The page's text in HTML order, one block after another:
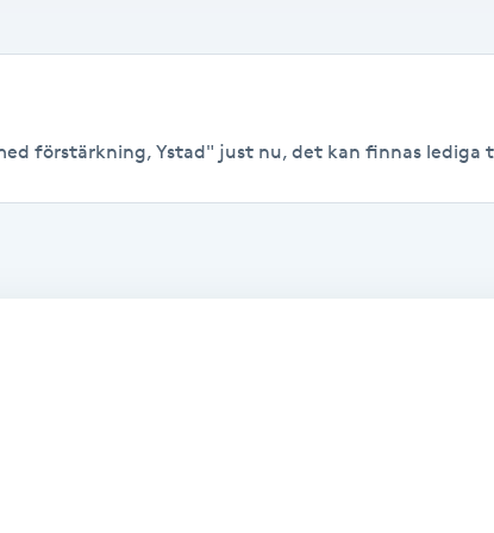
förstärkning, Ystad" just nu, det kan finnas lediga